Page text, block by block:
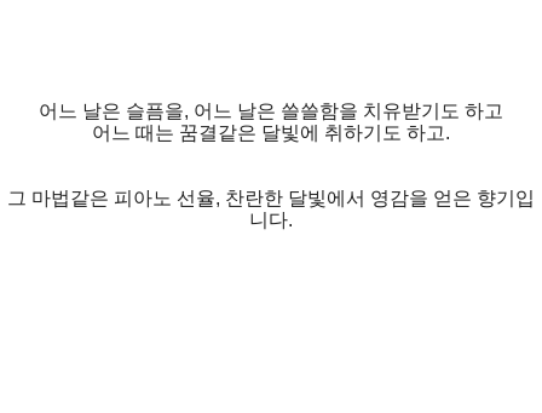
어느 날은 슬픔을, 어느 날은 쓸쓸함을 치유받기도 하고
어느 때는 꿈결같은 달빛에 취하기도 하고.
그 마법같은 피아노 선율, 찬란한 달빛에서 영감을 얻은 향기입
니다.